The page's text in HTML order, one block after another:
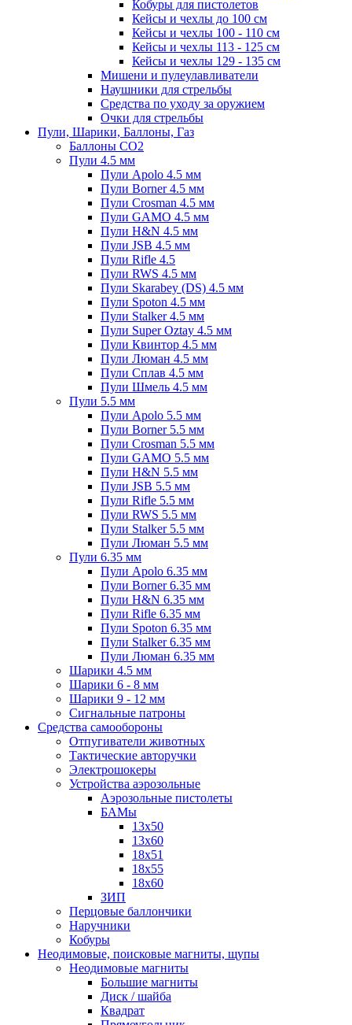
Кобуры для пистолетов
Кейсы и чехлы до 100 см
Кейсы и чехлы 100 - 110 см
Кейсы и чехлы 113 - 125 см
Кейсы и чехлы 129 - 135 см
Мишени и пулеулавливатели
Наушники для стрельбы
Средства по уходу за оружием
Очки для стрельбы
Пули, Шарики, Баллоны, Газ
Баллоны CO2
Пули 4.5 мм
Пули Apolo 4.5 мм
Пули Borner 4.5 мм
Пули Crosman 4.5 мм
Пули GAMO 4.5 мм
Пули H&N 4.5 мм
Пули JSB 4.5 мм
Пули Rifle 4.5
Пули RWS 4.5 мм
Пули Skarabey (DS) 4.5 мм
Пули Spoton 4.5 мм
Пули Stalker 4.5 мм
Пули Super Oztay 4.5 мм
Пули Квинтор 4.5 мм
Пули Люман 4.5 мм
Пули Сплав 4.5 мм
Пули Шмель 4.5 мм
Пули 5.5 мм
Пули Apolo 5.5 мм
Пули Borner 5.5 мм
Пули Crosman 5.5 мм
Пули GAMO 5.5 мм
Пули H&N 5.5 мм
Пули JSB 5.5 мм
Пули Rifle 5.5 мм
Пули RWS 5.5 мм
Пули Stalker 5.5 мм
Пули Люман 5.5 мм
Пули 6.35 мм
Пули Apolo 6.35 мм
Пули Borner 6.35 мм
Пули H&N 6.35 мм
Пули Rifle 6.35 мм
Пули Spoton 6.35 мм
Пули Stalker 6.35 мм
Пули Люман 6.35 мм
Шарики 4.5 мм
Шарики 6 - 8 мм
Шарики 9 - 12 мм
Сигнальные патроны
Средства самообороны
Отпугиватели животных
Тактические авторучки
Электрошокеры
Устройства аэрозольные
Аэрозольные пистолеты
БАМы
13х50
13х60
18х51
18х55
18х60
ЗИП
Перцовые баллончики
Наручники
Кобуры
Неодимовые, поисковые магниты, щупы
Неодимовые магниты
Большие магниты
Диск / шайба
Квадрат